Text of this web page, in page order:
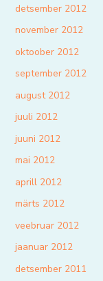
detsember 2012
november 2012
oktoober 2012
september 2012
august 2012
juuli 2012
juuni 2012
mai 2012
aprill 2012
märts 2012
veebruar 2012
jaanuar 2012
detsember 2011